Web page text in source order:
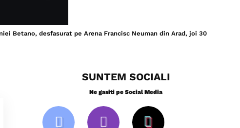
Betano, desfasurat pe Arena Francisc Neuman din Arad, joi 30
SUNTEM SOCIALI
Ne gasiti pe Social Media